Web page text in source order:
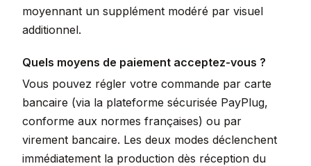
moyennant un supplément modéré par visuel
additionnel.
Quels moyens de paiement acceptez-vous ?
Vous pouvez régler votre commande par carte
bancaire (via la plateforme sécurisée PayPlug,
conforme aux normes françaises) ou par
virement bancaire. Les deux modes déclenchent
immédiatement la production dès réception du